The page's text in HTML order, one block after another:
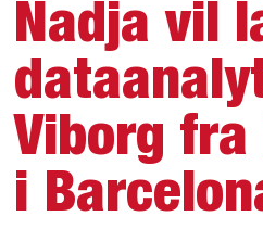
Nadja vil
Viborg
i